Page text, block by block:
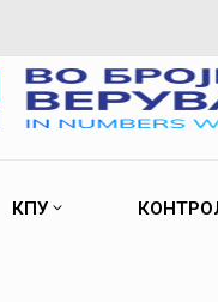
КПУ